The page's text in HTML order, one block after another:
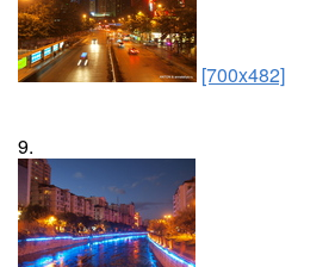
[700x482]
9.